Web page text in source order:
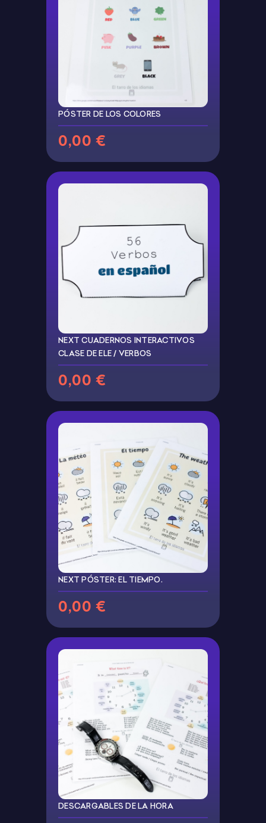
PÓSTER DE LOS COLORES
0,00 €
NEXT CUADERNOS INTERACTIVOS
CLASE DE ELE / VERBOS
0,00 €
NEXT PÓSTER: EL TIEMPO.
0,00 €
DESCARGABLES DE LA HORA